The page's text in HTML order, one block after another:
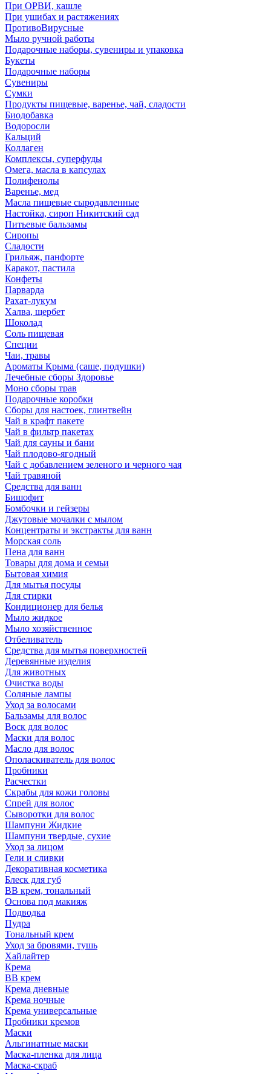
При ОРВИ, кашле
При ушибах и растяжениях
ПротивоВирусные
Мыло ручной работы
Подарочные наборы, сувениры и упаковка
Букеты
Подарочные наборы
Сувениры
Сумки
Продукты пищевые, варенье, чай, сладости
Биодобавка
Водоросли
Кальций
Коллаген
Комплексы, суперфуды
Омега, масла в капсулах
Полифенолы
Варенье, мед
Масла пищевые сыродавленные
Настойка, сироп Никитский сад
Питьевые бальзамы
Сиропы
Сладости
Грильяж, панфорте
Каракот, пастила
Конфеты
Парварда
Рахат-лукум
Халва, щербет
Шоколад
Соль пищевая
Специи
Чаи, травы
Ароматы Крыма (саше, подушки)
Лечебные сборы Здоровье
Моно сборы трав
Подарочные коробки
Сборы для настоек, глинтвейн
Чай в крафт пакете
Чай в фильтр пакетах
Чай для сауны и бани
Чай плодово-ягодный
Чай с добавлением зеленого и черного чая
Чай травяной
Средства для ванн
Бишофит
Бомбочки и гейзеры
Джутовые мочалки с мылом
Концентраты и экстракты для ванн
Морская соль
Пена для ванн
Товары для дома и семьи
Бытовая химия
Для мытья посуды
Для стирки
Кондиционер для белья
Мыло жидкое
Мыло хозяйственное
Отбеливатель
Средства для мытья поверхностей
Деревянные изделия
Для животных
Очистка воды
Соляные лампы
Уход за волосами
Бальзамы для волос
Воск для волос
Маски для волос
Масло для волос
Ополаскиватель для волос
Пробники
Расчестки
Скрабы для кожи головы
Спрей для волос
Сыворотки для волос
Шампуни Жидкие
Шампуни твердые, сухие
Уход за лицом
Гели и сливки
Декоративная косметика
Блеск для губ
ВВ крем, тональный
Основа под макияж
Подводка
Пудра
Тональный крем
Уход за бровями, тушь
Хайлайтер
Крема
ВВ крем
Крема дневные
Крема ночные
Крема универсальные
Пробники кремов
Маски
Альгинатные маски
Маска-пленка для лица
Маска-скраб